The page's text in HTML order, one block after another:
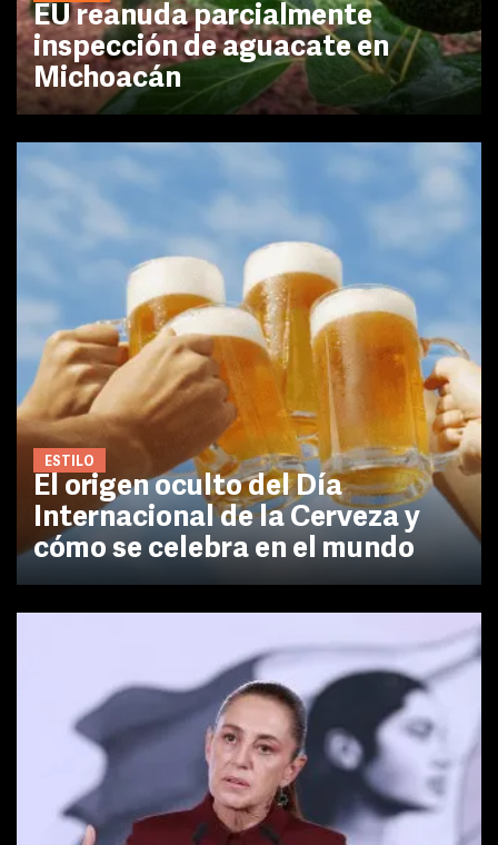
EU reanuda parcialmente
inspección de aguacate en
Michoacán
ESTILO
El origen oculto del Día
Internacional de la Cerveza y
cómo se celebra en el mundo